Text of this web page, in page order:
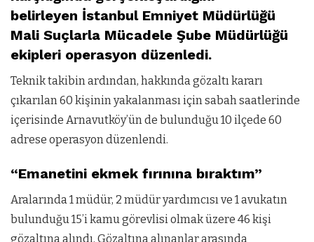
belirleyen İstanbul Emniyet Müdürlüğü
Mali Suçlarla Mücadele Şube Müdürlüğü
ekipleri operasyon düzenledi.
Teknik takibin ardından, hakkında gözaltı kararı
çıkarılan 60 kişinin yakalanması için sabah saatlerinde
içerisinde Arnavutköy’ün de bulunduğu 10 ilçede 60
adrese operasyon düzenlendi.
“Emanetini ekmek fırınına bıraktım”
Aralarında 1 müdür, 2 müdür yardımcısı ve 1 avukatın
bulunduğu 15’i kamu görevlisi olmak üzere 46 kişi
gözaltına alındı. Gözaltına alınanlar arasında